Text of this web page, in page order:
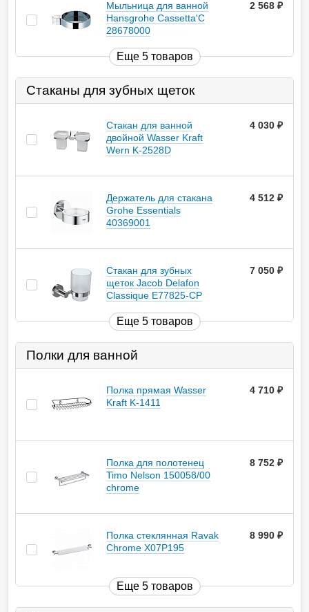
Мыльница для ванной
Hansgrohe Cassetta'C
28678000
2 568
Еще 5 товаров
Стаканы для зубных щеток
Стакан для ванной
двойной Wasser Kraft
Wern K-2528D
4 030
Держатель для стакана
Grohe Essentials
40369001
4 512
Стакан для зубных
щеток Jacob Delafon
Classique E77825-CP
7 050
Еще 5 товаров
Полки для ванной
Полка прямая Wasser
Kraft K-1411
4 710
Полка для полотенец
Timo Nelson 150058/00
chrome
8 752
Полка стеклянная Ravak
Chrome X07P195
8 990
Еще 5 товаров